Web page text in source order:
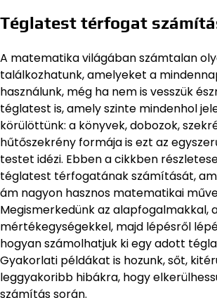
Téglatest térfogat
A matematika világában számtalan
találkozhatunk, amelyeket a
használunk, még ha nem is vesszük
téglatest is, amely szinte mindenhol
körülöttünk: a könyvek, dobozok,
hűtőszekrény formája is ezt az
testet idézi. Ebben a cikkben
téglatest térfogatának számítását,
ám nagyon hasznos matematikai
Megismerkedünk az alapfogalmakkal,
mértékegységekkel, majd lépésről
hogyan számolhatjuk ki egy adott
Gyakorlati példákat is hozunk, sőt,
leggyakoribb hibákra, hogy
számítás során.